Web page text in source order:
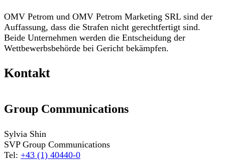
OMV Petrom und OMV Petrom Marketing SRL sind der
Auffassung, dass die Strafen nicht gerechtfertigt sind.
Beide Unternehmen werden die Entscheidung der
Wettbewerbsbehörde bei Gericht bekämpfen.
Kontakt
Group Communications
Sylvia Shin
SVP Group Communications
Tel: +43 (1) 40440-0